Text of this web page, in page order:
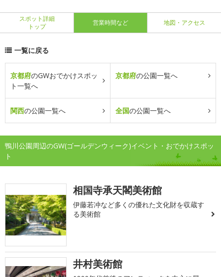
スポット詳細
トップ
営業時間など 地図・アクセス
一覧に戻る
京都府のGWおでかけスポッ
ト一覧へ
京都府の公園一覧へ
関西の公園一覧へ 全国の公園一覧へ
鴨川公園周辺のGW(ゴールデンウィーク)イベント・おでかけスポッ
ト
相国寺承天閣美術館
伊藤若冲など多くの優れた文化財を収蔵す
る美術館
井村美術館